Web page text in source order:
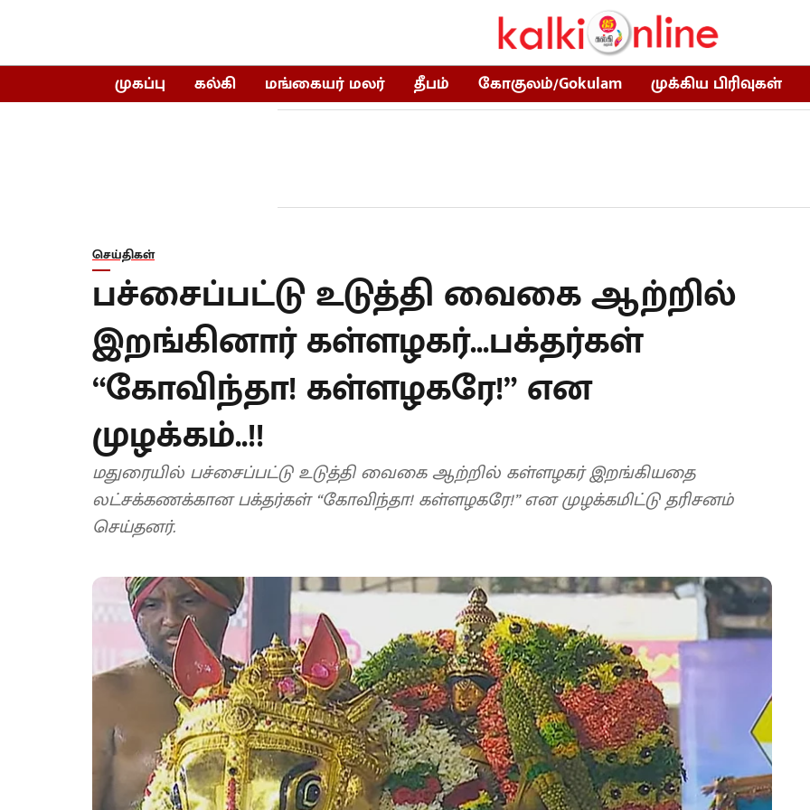
முகப்பு கல்கி மங்கையர் மலர் தீபம் கோகுலம்/Gokulam முக்கிய பிரிவுகள்
செய்திகள்
பச்சைப்பட்டு உடுத்தி வைகை ஆற்றில்
இறங்கினார் கள்ளழகர்...பக்தர்கள்
“கோவிந்தா! கள்ளழகரே!” என
முழக்கம்..!!
மதுரையில் பச்சைப்பட்டு உடுத்தி வைகை ஆற்றில் கள்ளழகர் இறங்கியதை
லட்சக்கணக்கான பக்தர்கள் “கோவிந்தா! கள்ளழகரே!” என முழக்கமிட்டு தரிசனம்
செய்தனர்.